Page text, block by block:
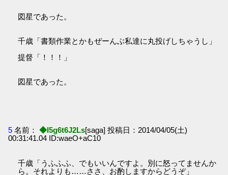
図星であった。
千歳「書類作業とかもぜーんぶ私達に丸投げしちゃうし」
提督「！！！」
図星であった。
5 名前： ◆I5g6t6J2Ls[saga] 投稿日：2014/04/05(土)
00:31:41.04 ID:waeO+aC10
千歳「うふふふ、でもいいんですよ。別に怒ってませんか
ら。それよりも……ささ、お酌しますからどうぞ」